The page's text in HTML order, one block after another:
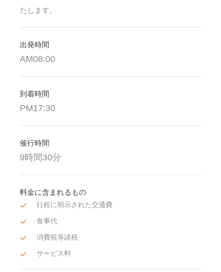
たします。
出発時間
AM08:00
到着時間
PM17:30
催行時間
9時間30分
料金に含まれるもの
行程に明示された交通費
食事代
消費税等諸税
サービス料